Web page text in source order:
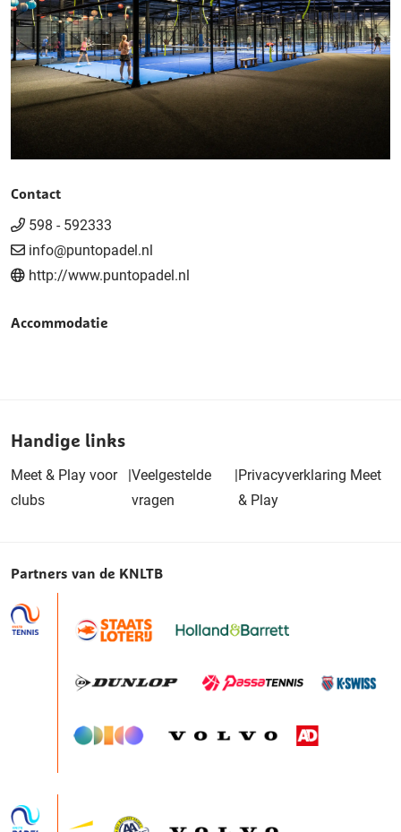
Contact
598 - 592333
info@puntopadel.nl
http://www.puntopadel.nl
Accommodatie
Handige links
Meet & Play voor
clubs
|Veelgestelde
vragen
|Privacyverklaring Meet
& Play
Partners van de KNLTB